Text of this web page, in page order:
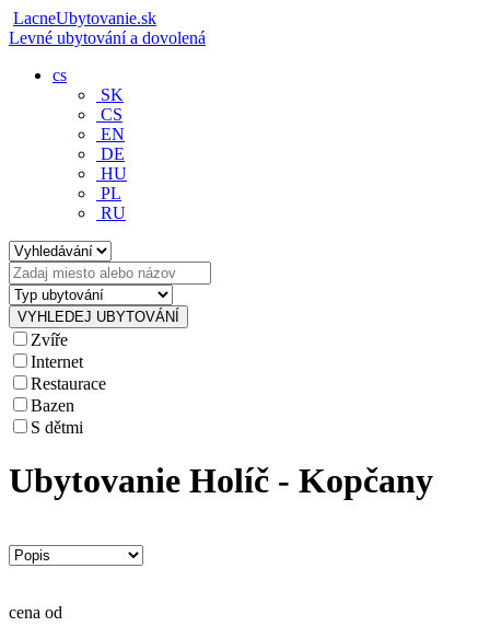
LacneUbytovanie.sk
Levné ubytování a dovolená
cs
SK
CS
EN
DE
HU
PL
RU
Zvíře
Internet
Restaurace
Bazen
S dětmi
Ubytovanie Holíč - Kopčany
cena od